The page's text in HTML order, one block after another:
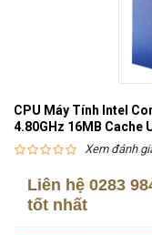
CPU Máy Tính Intel
4.80GHz 16MB Cache
Xem đánh
Liên hệ 0283
tốt nhất